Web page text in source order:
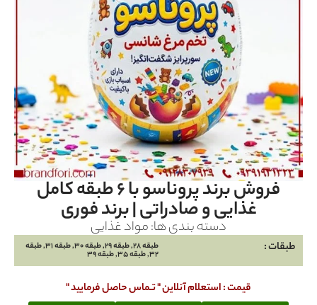
فروش برند پروناسو با ۶ طبقه کامل
غذایی و صادراتی | برند فوری
دسته بندی ها:مواد غذایی
طبقات : طبقه 28, طبقه 29, طبقه 30, طبقه 31, طبقه
32, طبقه 35, طبقه 39
قیمت : استعلام آنلاین " تـماس حاصل فرمایید "